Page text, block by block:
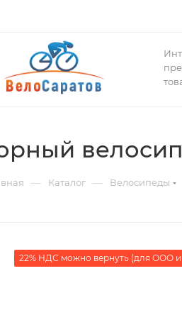
— Каталог — Велосипеды
22% НДС можно вернуть (для ООО